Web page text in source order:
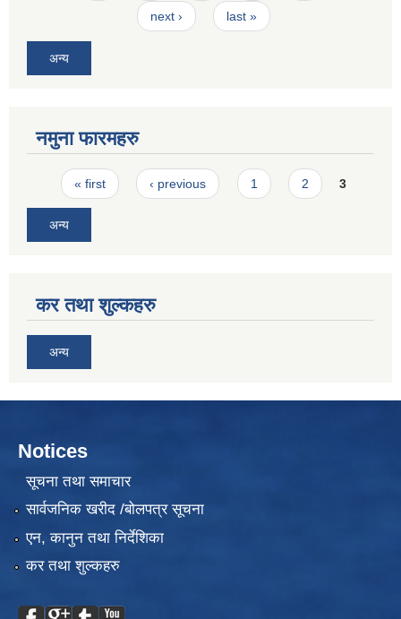
next › last »
अन्य
नमुना फारमहरु
Pages
« first ‹ previous 1 2 3
अन्य
कर तथा शुल्कहरु
अन्य
Notices
सूचना तथा समाचार
सार्वजनिक खरीद /बोलपत्र सूचना
एन, कानुन तथा निर्देशिका
कर तथा शुल्कहरु